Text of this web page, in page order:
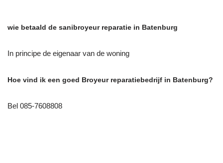
wie betaald de sanibroyeur reparatie in Batenburg
In principe de eigenaar van de woning
Hoe vind ik een goed Broyeur reparatiebedrijf in Batenburg?
Bel 085-7608808